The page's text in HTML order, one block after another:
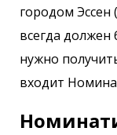
городом Эссен
всегда
нужно
входит